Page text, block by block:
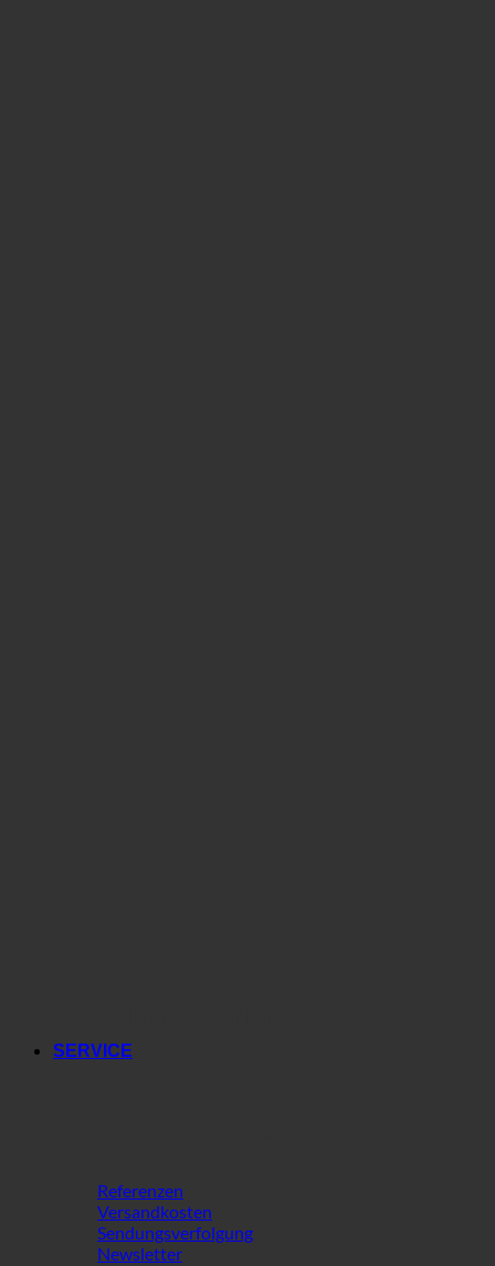
SERVICE
Referenzen
Versandkosten
Sendungsverfolgung
Newsletter